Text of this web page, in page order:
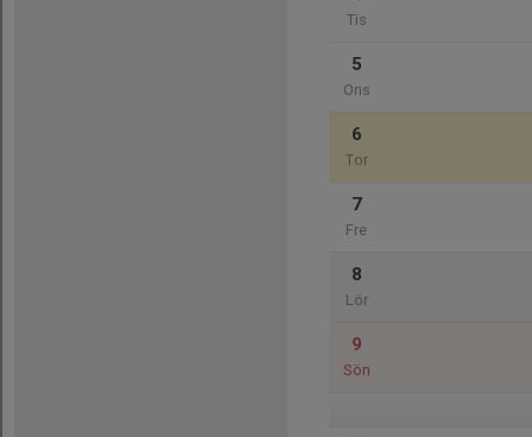
Tis
5
Ons
6
Tor
7
Fre
8
Lör
9
Sön